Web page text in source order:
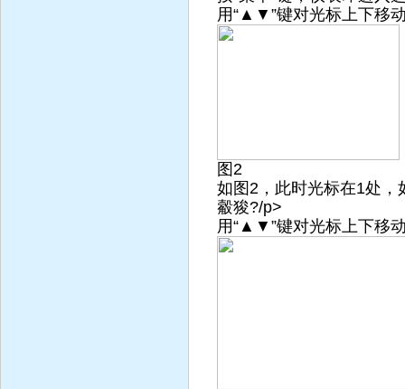
用“▲▼”键对光标上下移
图2
如图2，此时光标在1处，
觳狻?/p>
用“▲▼”键对光标上下移